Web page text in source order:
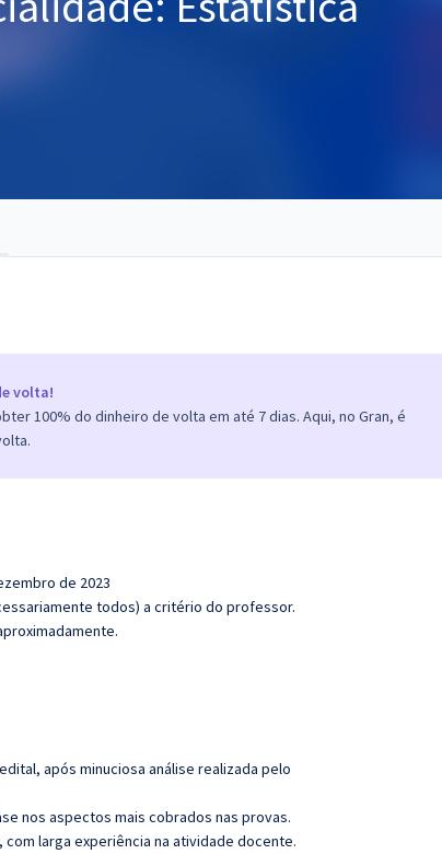
volta!
100% do dinheiro de volta em até 7 dias. Aqui, no Gran, é
de 2023
todos) a critério do professor.
após minuciosa análise realizada pelo
nos aspectos mais cobrados nas provas.
larga experiência na atividade docente.